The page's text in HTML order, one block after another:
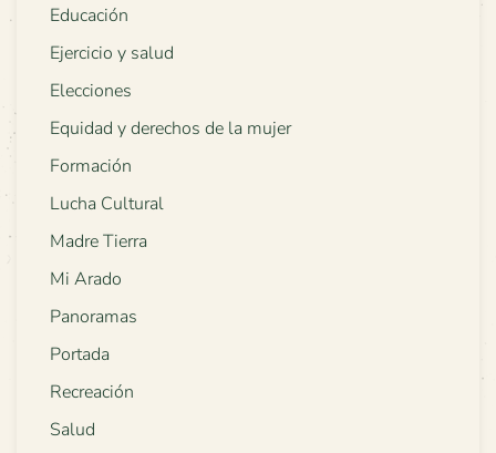
Educación
Ejercicio y salud
Elecciones
Equidad y derechos de la mujer
Formación
Lucha Cultural
Madre Tierra
Mi Arado
Panoramas
Portada
Recreación
Salud